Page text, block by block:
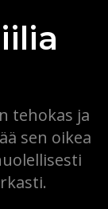
tehokas ja
sen oikea